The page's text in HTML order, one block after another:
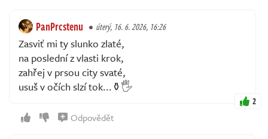
PanPrcstenu úterý, 16. 6. 2026, 16:26
Zasviť mi ty slunko zlaté,
na poslední z vlasti krok,
zahřej v prsou city svaté,
usuš v očích slzí tok...⚱️🖐️
2
Odpovědět